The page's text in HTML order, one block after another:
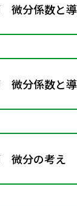
微分係数と
微分係数と
微分の考え